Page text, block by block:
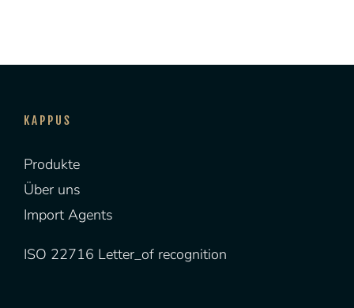
KAPPUS
Produkte
Über uns
Import Agents
ISO 22716 Letter_of recognition